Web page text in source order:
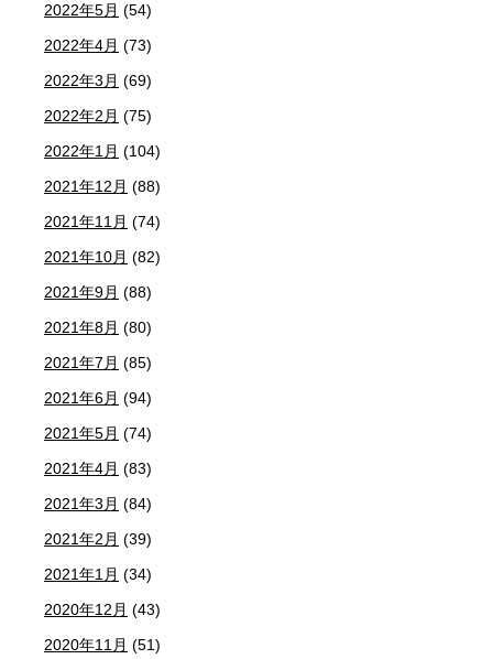
2022年5月 (54)
2022年4月 (73)
2022年3月 (69)
2022年2月 (75)
2022年1月 (104)
2021年12月 (88)
2021年11月 (74)
2021年10月 (82)
2021年9月 (88)
2021年8月 (80)
2021年7月 (85)
2021年6月 (94)
2021年5月 (74)
2021年4月 (83)
2021年3月 (84)
2021年2月 (39)
2021年1月 (34)
2020年12月 (43)
2020年11月 (51)